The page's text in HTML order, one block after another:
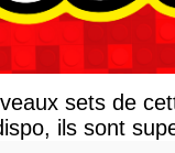
sets de
ils sont